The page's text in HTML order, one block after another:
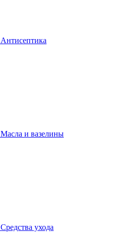
Антисептика
Масла и вазелины
Средства ухода